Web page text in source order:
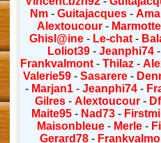
Nm -Guitajacques -
Alextoucour -
Ghisl@ine - Le-chat -
Loliot39- Jeanphi74-
Frankvalmont- Thilaz-
Valerie59- Sasarere-
- Marjan1 -Jeanphi74 -
Gilres- Alextoucour-
Maite95- Nad73-
Maisonbleue- Merle-
Gerard78-